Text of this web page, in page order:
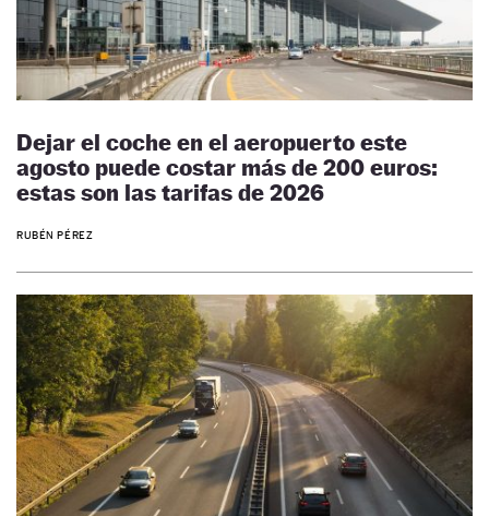
Dejar el coche en el aeropuerto este
agosto puede costar más de 200 euros:
estas son las tarifas de 2026
RUBÉN PÉREZ